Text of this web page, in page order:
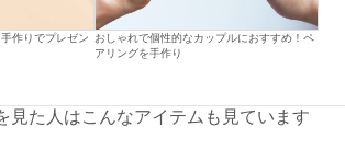
作りでプレゼン
おしゃれで個性的なカップルにおすすめ！ペ
アリングを手作り
見た人はこんなアイテムも見ています